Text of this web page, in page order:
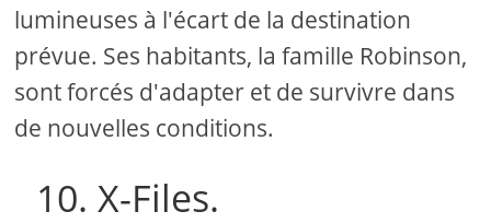
lumineuses à l'écart de la destination
prévue. Ses habitants, la famille Robinson,
sont forcés d'adapter et de survivre dans
de nouvelles conditions.
10. X-Files.